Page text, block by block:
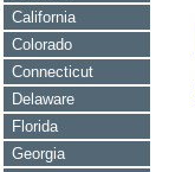
California
Colorado
Connecticut
Delaware
Florida
Georgia